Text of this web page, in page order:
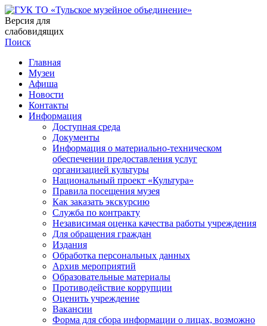
Версия для
слабовидящих
Поиск
Главная
Музеи
Афиша
Новости
Контакты
Информация
Доступная среда
Документы
Информация о материально-техническом
обеспечении предоставления услуг
организацией культуры
Национальный проект «Культура»
Правила посещения музея
Как заказать экскурсию
Служба по контракту
Независимая оценка качества работы учреждения
Для обращения граждан
Издания
Обработка персональных данных
Архив мероприятий
Образовательные материалы
Противодействие коррупции
Оценить учреждение
Вакансии
Форма для сбора информации о лицах, возможно